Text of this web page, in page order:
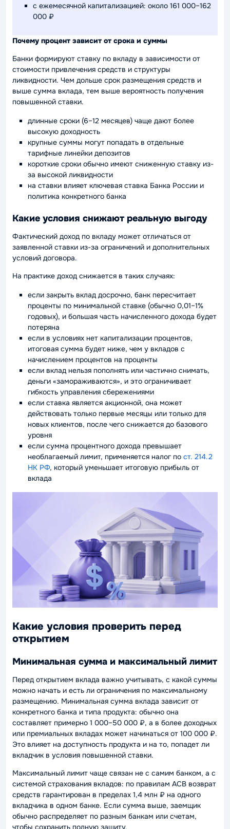
с ежемесячной капитализацией: около 161 000–162
000 ₽
Почему процент зависит от срока и суммы
Банки формируют ставку по вкладу в зависимости от
стоимости привлечения средств и структуры
ликвидности. Чем дольше срок размещения средств и
выше сумма вклада, тем выше вероятность получения
повышенной ставки.
длинные сроки (6–12 месяцев) чаще дают более
высокую доходность
крупные суммы могут попадать в отдельные
тарифные линейки депозитов
короткие сроки обычно имеют сниженную ставку из-
за высокой ликвидности
на ставки влияет ключевая ставка Банка России и
политика конкретного банка
Какие условия снижают реальную выгоду
Фактический доход по вкладу может отличаться от
заявленной ставки из-за ограничений и дополнительных
условий договора.
На практике доход снижается в таких случаях:
если закрыть вклад досрочно, банк пересчитает
проценты по минимальной ставке (обычно 0,01–1%
годовых), и большая часть начисленного дохода будет
потеряна
если в условиях нет капитализации процентов,
итоговая сумма будет ниже, чем у вкладов с
начислением процентов на проценты
если вклад нельзя пополнять или частично снимать,
деньги «замораживаются», и это ограничивает
гибкость управления сбережениями
если ставка является акционной, она может
действовать только первые месяцы или только для
новых клиентов, после чего снижается до базового
уровня
если сумма процентного дохода превышает
необлагаемый лимит, применяется налог по ст. 214.2
НК РФ, который уменьшает итоговую прибыль от
вклада
Какие условия проверить перед
открытием
Минимальная сумма и максимальный лимит
Перед открытием вклада важно учитывать, с какой суммы
можно начать и есть ли ограничения по максимальному
размещению. Минимальная сумма вклада зависит от
конкретного банка и типа продукта: обычно она
составляет примерно 1 000–50 000 ₽, а в более доходных
или премиальных вкладах может начинаться от 100 000 ₽.
Это влияет на доступность продукта и на то, попадет ли
вкладчик в условия повышенной ставки.
Максимальный лимит чаще связан не с самим банком, а с
системой страхования вкладов: по правилам АСВ возврат
средств гарантирован в пределах 1,4 млн ₽ на одного
вкладчика в одном банке. Если сумма выше, заемщик
обычно распределяет по разным банкам или счетам,
чтобы сохранить полную защиту.